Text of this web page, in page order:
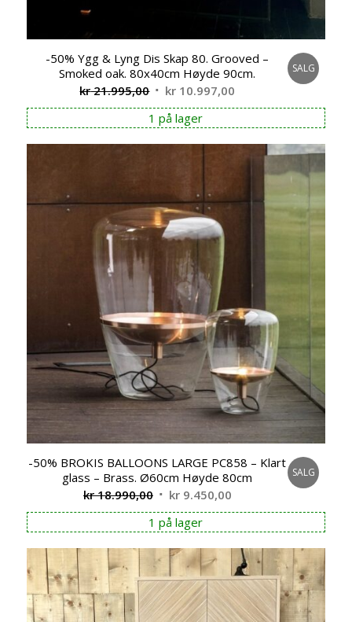
-50% Ygg & Lyng Dis Skap 80. Grooved –
Smoked oak. 80x40cm Høyde 90cm.
kr21.995,00 Opprinnelig
pris
var:
kr 21.995,00.
kr 10.997,00
pris
er:
kr 10.997,00.
SALG
1 på lager
-50% BROKIS BALLOONS LARGE PC858 – Klart
glass – Brass. Ø60cm Høyde 80cm
kr18.990,00 Opprinnelig
pris
var:
kr 18.990,00.
kr9.450,00Nåværende
pris
er:
kr 9.450,00.
SALG
1 på lager